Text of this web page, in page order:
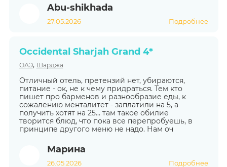
Abu-shikhada
27.05.2026 Подробнее
Occidental Sharjah Grand 4*
ОАЭ, Шарджа
Отличный отель, претензий нет, убираются,
питание - ок, не к чему придраться. Тем кто
пишет про барменов и разнообразие еды, к
сожалению менталитет - заплатили на 5, а
получить хотят на 25... там такое обилие
творится блюд, что пока все перепробуешь, в
принципе другого меню не надо. Нам оч
Марина
26.05.2026 Подробнее